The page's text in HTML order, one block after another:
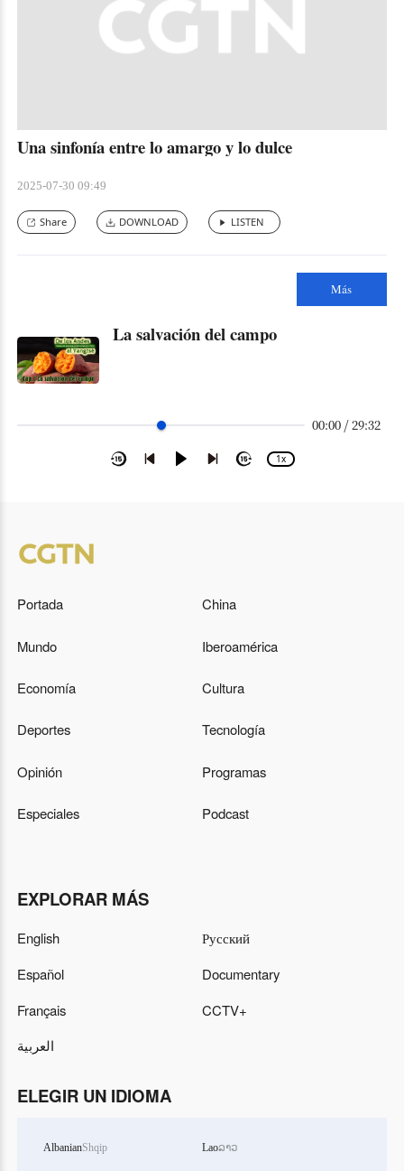
Una sinfonía entre lo amargo y lo dulce
2025-07-30 09:49
Share DOWNLOAD LISTEN
Más
La salvación del campo
00:00 / 29:32
1x
Portada China
Mundo Iberoamérica
Economía Cultura
Deportes Tecnología
Opinión Programas
Especiales Podcast
EXPLORAR MÁS
English
Español
Français
العربية
Русский
Documentary
CCTV+
ELEGIR UN IDIOMA
AlbanianShqip Laoລາວ